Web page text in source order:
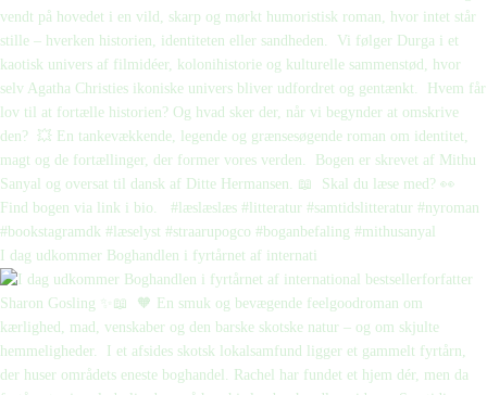
I dag udkommer Boghandlen i fyrtårnet af internati